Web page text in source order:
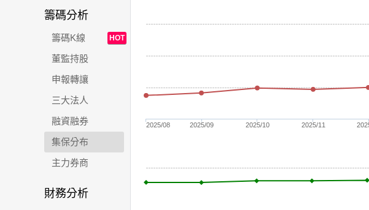
籌碼分析
籌碼K線 HOT
董監持股
申報轉讓
三大法人
融資融券
集保分布
主力券商
財務分析
2025/08 2025/09 2025/10 2025/11